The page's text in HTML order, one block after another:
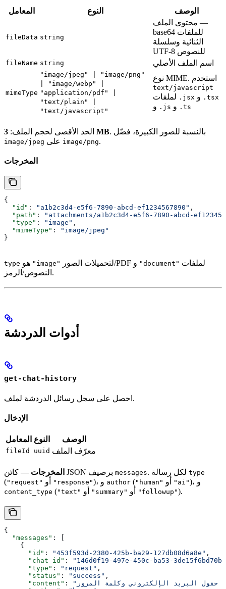
المعامل النوع الوصف
fileData string
محتوى الملف —
base64 للملفات
الثنائية وسلسلة
UTF-8 للنصوص
fileName string اسم الملف الأصلي
mimeType
"image/jpeg" | "image/png"
| "image/webp" |
"application/pdf" |
"text/plain" |
"text/javascript"
نوع MIME. استخدم
text/javascript
.jsx .tsx
.js .ts
الحد الأقصى لحجم الملف: 3 MB . بالنسبة للصور الكبيرة، فضّل
image/jpeg image/png.
المخرجات
{
  "id"
: "a1b2c3d4-e5f6-7890-abcd-ef1234567890" ,
  "path"
:
"attachments/a1b2c3d4-e5f6-7890-abcd-
  "type"
: "image" ,
  "mimeType"
:
"image/jpeg"
}
type "image" "document"
النصوص/الرمز.
أدوات الدردشة
get-chat-history
احصل على سجل رسائل الدردشة لملف.
الإدخال
المعامل النوع الوصف
fileId uuid معرّف الملف
المخرجات messages type
("request" "response" author ("human" "ai" )، و
content_type ("text" "summary" "followup").
{
  "messages"
: [
    {
      "id"
: "453f593d-2380-425b-ba29-127db08d6a8e" ,
      "chat_id"
:
"146d0f19-497e-450c-ba53-3de15f6bd70b"
      "type"
: "request" ,
      "status"
: "success" ,
      "content"
: